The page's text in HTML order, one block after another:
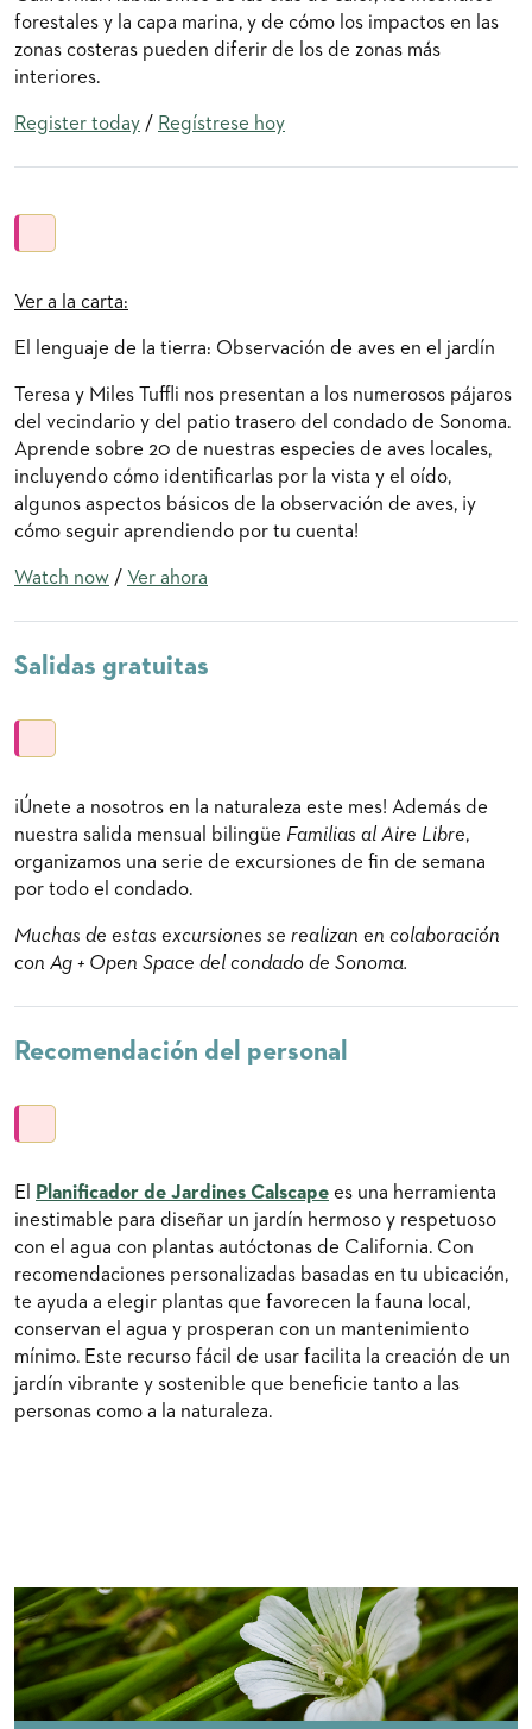
forestales y la capa marina, y de cómo los impactos en las
zonas costeras pueden diferir de los de zonas más
interiores.
Register today / Regístrese hoy
Ver a la carta:
El lenguaje de la tierra: Observación de aves en el jardín
Teresa y Miles Tuffli nos presentan a los numerosos pájaros
del vecindario y del patio trasero del condado de Sonoma.
Aprende sobre 20 de nuestras especies de aves locales,
incluyendo cómo identificarlas por la vista y el oído,
algunos aspectos básicos de la observación de aves, ¡y
cómo seguir aprendiendo por tu cuenta!
Watch now / Ver ahora
Salidas gratuitas
¡Únete a nosotros en la naturaleza este mes! Además de
nuestra salida mensual bilingüe Familias al Aire Libre,
organizamos una serie de excursiones de fin de semana
por todo el condado.
Muchas de estas excursiones se realizan en colaboración
con Ag + Open Space del condado de Sonoma.
Recomendación del personal
El Planificador de Jardines Calscape es una herramienta
inestimable para diseñar un jardín hermoso y respetuoso
con el agua con plantas autóctonas de California. Con
recomendaciones personalizadas basadas en tu ubicación,
te ayuda a elegir plantas que favorecen la fauna local,
conservan el agua y prosperan con un mantenimiento
mínimo. Este recurso fácil de usar facilita la creación de un
jardín vibrante y sostenible que beneficie tanto a las
personas como a la naturaleza.